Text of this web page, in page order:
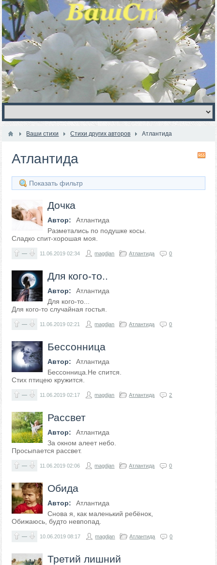
Ваши стихи Стихи других авторов Атлантида
Атлантида
Показать фильтр
Дочка
Автор:
Атлантида
Разметались по подушке косы.
Сладко спит-хорошая моя.
— 11.06.201902:34 magdjan Атлантида 0
Для кого-то..
Автор:
Атлантида
Для кого-то...
Для кого-то случайная гостья.
— 11.06.201902:21 magdjan Атлантида 0
Бессонница
Автор:
Атлантида
Бессонница.Не спится.
Стих птицею кружится.
— 11.06.201902:17 magdjan Атлантида 2
Рассвет
Автор:
Атлантида
За окном алеет небо.
Просыпается рассвет.
— 11.06.201902:06 magdjan Атлантида 0
Обида
Автор:
Атлантида
Снова я, как маленький ребёнок,
Обижаюсь, будто невпопад.
— 10.06.201908:17 magdjan Атлантида 0
Третий лишний